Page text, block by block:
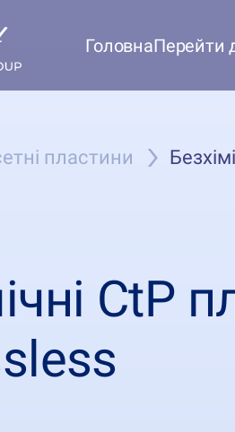
ГоловнаПерейти
пластини
CtP